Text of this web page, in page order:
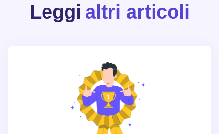
Leggi altri articoli